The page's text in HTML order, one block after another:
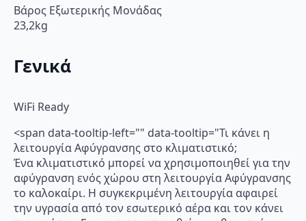
Βάρος Εξωτερικής Μονάδας
23,2kg
Γενικά
WiFi Ready
<span data-tooltip-left="" data-tooltip="Τι κάνει η
λειτουργία Αφύγρανσης στο κλιματιστικό;
Ένα κλιματιστικό μπορεί να χρησιμοποιηθεί για την
αφύγρανση ενός χώρου στη λειτουργία Αφύγρανσης
το καλοκαίρι. Η συγκεκριμένη λειτουργία αφαιρεί
την υγρασία από τον εσωτερικό αέρα και τον κάνει